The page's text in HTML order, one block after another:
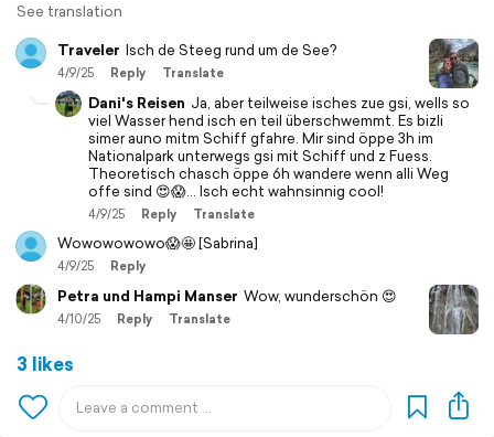
See translation
Traveler Isch de Steeg rund um de See?
4/9/25 Reply Translate
Dani's Reisen Ja, aber teilweise isches zue gsi, wells so
viel Wasser hend isch en teil überschwemmt. Es bizli
simer auno mitm Schiff gfahre. Mir sind öppe 3h im
Nationalpark unterwegs gsi mit Schiff und z Fuess.
Theoretisch chasch öppe 6h wandere wenn alli Weg
offe sind 😍😱... Isch echt wahnsinnig cool!
4/9/25 Reply Translate
Wowowowowo😱🤩 [Sabrina]
4/9/25 Reply
Petra und Hampi Manser Wow, wunderschön 😍
4/10/25 Reply Translate
3 likes